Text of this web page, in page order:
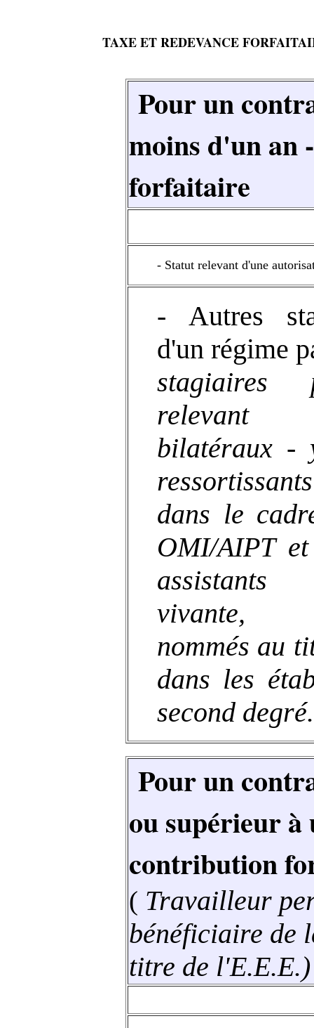
TAXE ET REDEVANCE
Pour un
moins d'un an
forfaitaire
- Statut relevant d'une
- Autres
d'un régime
stagiaires
relevant
bilatéraux -
dans le
OMI/AIPT
vivante,
nommés au
dans les
second degré.
Pour un
ou supérieur à
contribution
( Travailleur
bénéficiaire de
titre de l'E.E.E.)